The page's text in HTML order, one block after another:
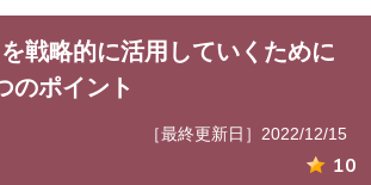
を戦略的に活用していくために
のポイント
［最終更新日］2022/12/15
10